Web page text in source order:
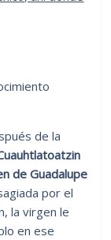
de la
de Guadalupe
por el
la virgen le
en ese